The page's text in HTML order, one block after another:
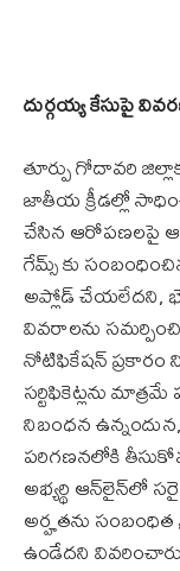
దుర్గయ్య కేసుపై
తూర్పు గోదావరి
జాతీయ క్రీడల్లో
చేసిన ఆరోపణలపై
గేమ్స్ కు
అప్లోడ్ చేయలేదని,
వివరాలను
నోటిఫికేషన్ ప్రకారం
సర్టిఫికెట్లను
నిబంధన
పరిగణనలోకి
అభ్యర్థి ఆన్‌లైన్‌లో
అర్హతను
ఉండేదని